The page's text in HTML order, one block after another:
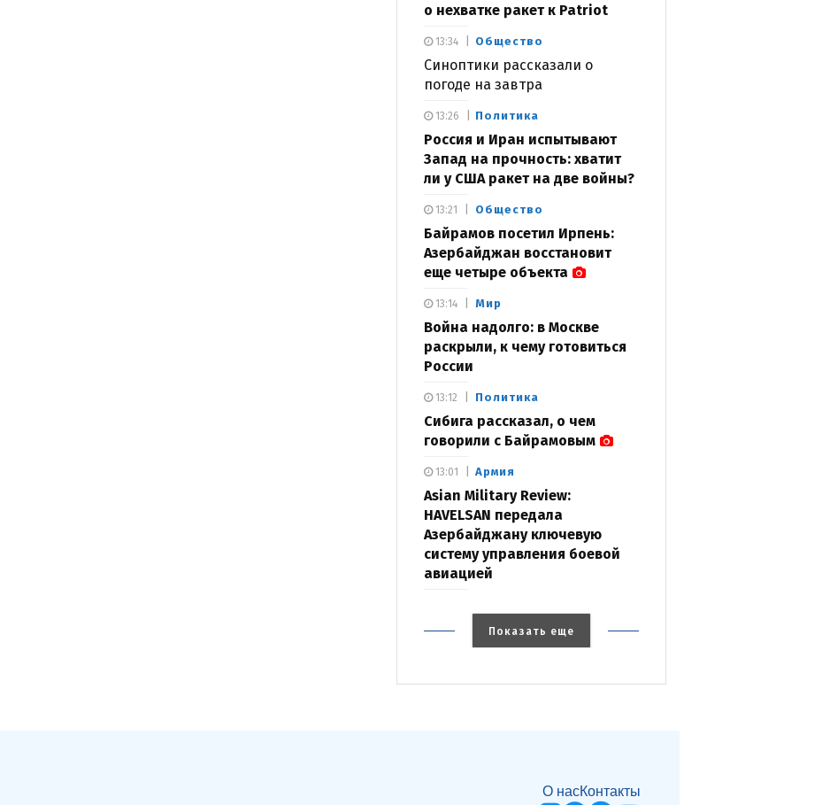
о нехватке ракет к Patriot
Общество
Синоптики рассказали о
погоде на завтра
13:34
Политика
Россия и Иран испытывают
Запад на прочность: хватит
ли у США ракет на две войны?
13:26
Общество
Байрамов посетил Ирпень:
Азербайджан восстановит
еще четыре объекта
13:21
Мир
Война надолго: в Москве
раскрыли, к чему готовиться
России
13:14
Политика
Сибига рассказал, о чем
говорили с Байрамовым
13:12
Армия
Asian Military Review:
HAVELSAN передала
Азербайджану ключевую
систему управления боевой
авиацией
13:01
Показать еще
О насКонтакты